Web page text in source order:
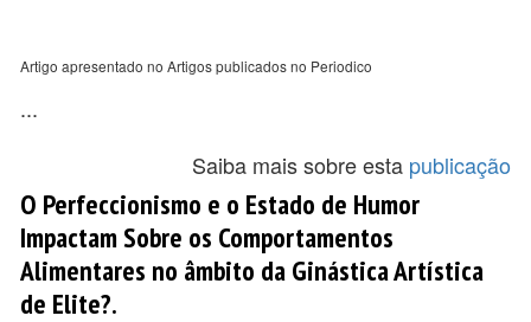
Artigo apresentado no Artigos publicados no Periodico
...
Saiba mais sobre esta publicação
O Perfeccionismo e o Estado de Humor
Impactam Sobre os Comportamentos
Alimentares no âmbito da Ginástica Artística
de Elite?.